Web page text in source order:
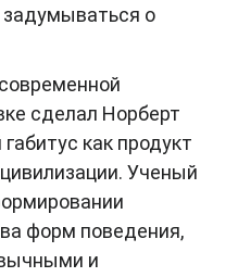
о
сделал Норберт
как продукт
Ученый
форм поведения,
и